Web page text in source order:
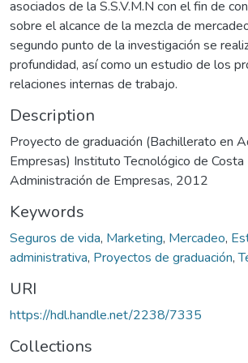
asociados de la S.S.V.M.N con el fin de
sobre el alcance de la mezcla de
segundo punto de la investigación se
profundidad, así como un estudio de los
relaciones internas de trabajo.
Description
Proyecto de graduación (Bachillerato en
Empresas) Instituto Tecnológico de Costa
Administración de Empresas, 2012
Keywords
Seguros de vida, Marketing, Mercadeo,
administrativa, Proyectos de graduación,
URI
https://hdl.handle.net/2238/7335
Collections